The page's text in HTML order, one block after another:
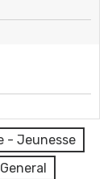
- Jeunesse
General